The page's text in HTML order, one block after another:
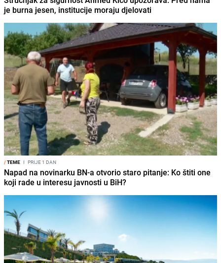
je burna jesen, institucije moraju djelovati
/TEME I PRIJE 1 DAN
Napad na novinarku BN-a otvorio staro pitanje: Ko štiti one
koji rade u interesu javnosti u BiH?